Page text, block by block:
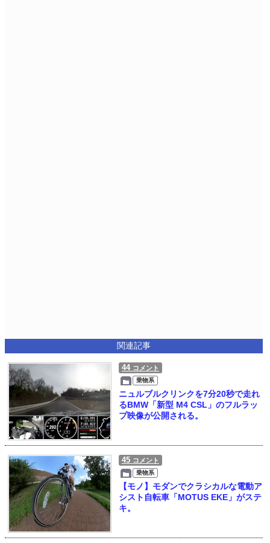
関連記事
44 コメント
乗物系
ニュルブルクリンクを7分20秒で走れ
るBMW「新型 M4 CSL」のフルラッ
プ映像が公開される。
45 コメント
乗物系
【モノ】モダンでクラシカルな電動ア
シスト自転車「MOTUS EKE」がステ
キ。